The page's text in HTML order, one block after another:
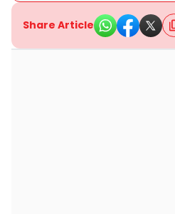
Share Article